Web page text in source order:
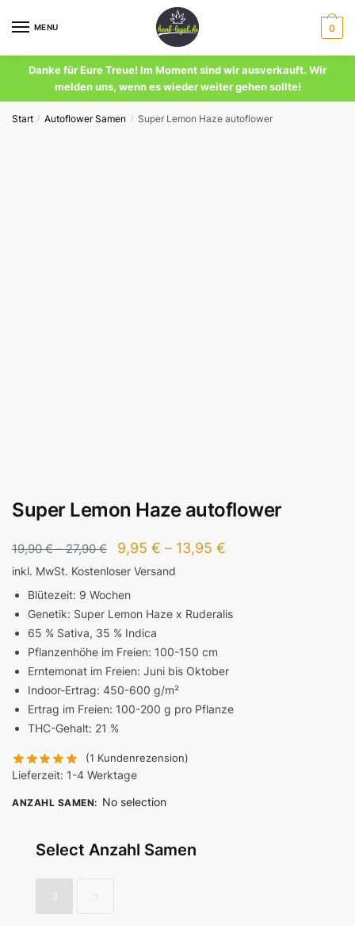
MENU 0
Danke für Eure Treue! Im Moment sind wir ausverkauft. Wir
melden uns, wenn es wieder weiter gehen sollte!
Start / Autoflower Samen / Super Lemon Haze autoflower
Super Lemon Haze autoflower
19,90€–27,90€ 9,95 € – 13,95 €
inkl. MwSt. Kostenloser Versand
Blütezeit: 9 Wochen
Genetik: Super Lemon Haze x Ruderalis
65 % Sativa, 35 % Indica
Pflanzenhöhe im Freien: 100-150 cm
Erntemonat im Freien: Juni bis Oktober
Indoor-Ertrag: 450-600 g/m²
Ertrag im Freien: 100-200 g pro Pflanze
THC-Gehalt: 21 %
(1 Kundenrezension)
Lieferzeit: 1-4 Werktage
ANZAHL SAMEN: No selection
Select Anzahl Samen